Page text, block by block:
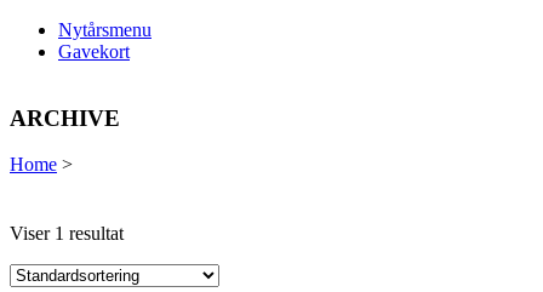
Nytårsmenu
Gavekort
ARCHIVE
Home >
Viser 1 resultat